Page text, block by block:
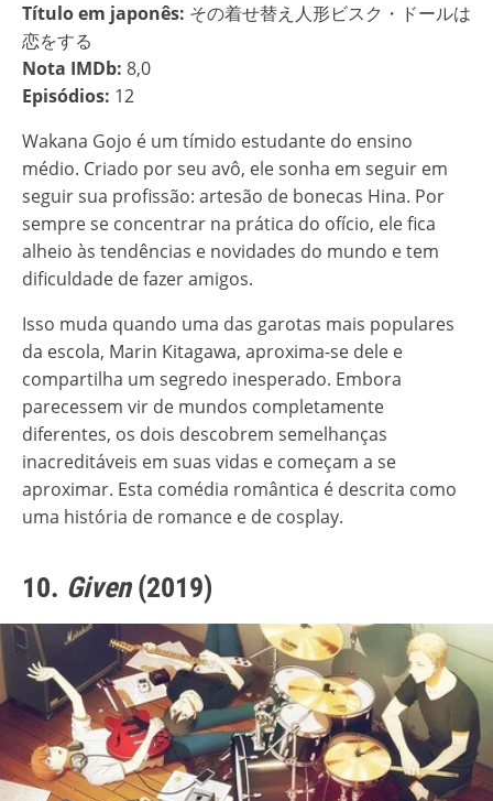
Título em japonês: その着せ替え人形ビスク・ドールは
恋をする
Nota IMDb: 8,0
Episódios: 12
Wakana Gojo é um tímido estudante do ensino
médio. Criado por seu avô, ele sonha em seguir em
seguir sua profissão: artesão de bonecas Hina. Por
sempre se concentrar na prática do ofício, ele fica
alheio às tendências e novidades do mundo e tem
dificuldade de fazer amigos.
Isso muda quando uma das garotas mais populares
da escola, Marin Kitagawa, aproxima-se dele e
compartilha um segredo inesperado. Embora
parecessem vir de mundos completamente
diferentes, os dois descobrem semelhanças
inacreditáveis em suas vidas e começam a se
aproximar. Esta comédia romântica é descrita como
uma história de romance e de cosplay.
10. Given(2019)